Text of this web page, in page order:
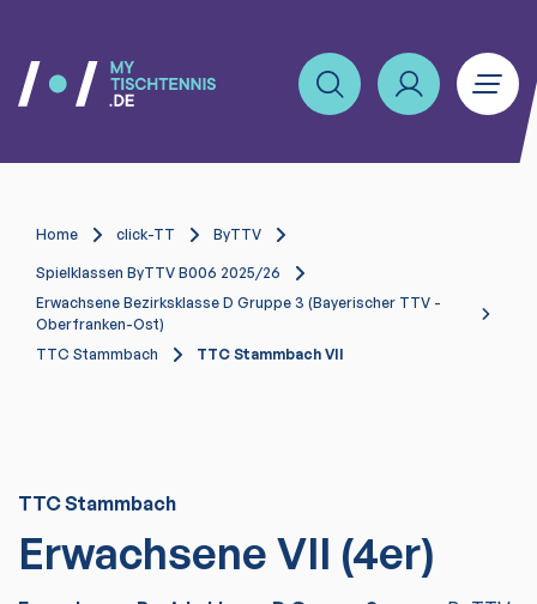
Home click-TT ByTTV
Spielklassen ByTTV B006 2025/26
Erwachsene Bezirksklasse D Gruppe 3 (Bayerischer TTV -
Oberfranken-Ost)
TTC Stammbach
TTC Stammbach VII
TTC Stammbach
Erwachsene VII (4er)